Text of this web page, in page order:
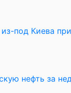
под Киева
нефть за